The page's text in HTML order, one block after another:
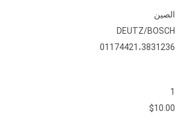
الصين
DEUTZ/BOSCH
01174421،3831236
1
$10.00